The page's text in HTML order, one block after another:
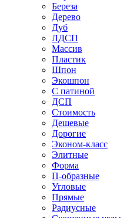
Береза
Дерево
Дуб
ЛДСП
Массив
Пластик
Шпон
Экошпон
С патиной
ДСП
Стоимость
Дешевые
Дорогие
Эконом-класс
Элитные
Форма
П-образные
Угловые
Прямые
Радиусные